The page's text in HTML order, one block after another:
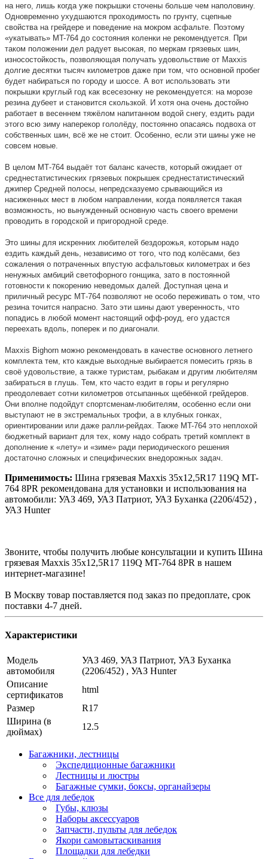
на него, лишь когда уже покрышки сточены больше чем наполовину.
Одновременно ухудшаются проходимость по грунту, сцепные
свойства на грейдере и поведение на мокром асфальте. Поэтому
«укатывать» MT-764 до состояния коленки не рекомендуется. При
таком положении дел радует высокая, по меркам грязевых шин,
износостойкость, позволяющая получать удовольствие от Maxxis
долгие десятки тысяч километров даже при том, что основной пробег
будет набираться по городу и шоссе. А вот использовать эти
покрышки круглый год как всесезонку не рекомендуется: на морозе
резина дубеет и становится скользкой. И хотя она очень достойно
работает в весеннем тяжёлом напитанном водой снегу, ездить ради
этого всю зиму наперекор гололёду, постоянно опасаясь подвоха от
собственных шин, всё же не стоит. Особенно, если эти шины уже не
совсем новые.
В целом МТ-764 выдаёт тот баланс качеств, который ожидает от
среднестатистических грязевых покрышек среднестатистический
джипер Средней полосы, непредсказуемо срывающийся из
насиженных мест в любом направлении, когда появляется такая
возможность, но вынужденный основную часть своего времени
проводить в городской и пригородной среде.
Это шины для искренних любителей бездорожья, которым надо
ездить каждый день, независимо от того, что под колёсами, без
сожаления о потраченных впустую асфальтовых километрах и без
ненужных амбиций светофорного гонщика, зато в постоянной
готовности к покорению неведомых далей. Доступная цена и
приличный ресурс МТ-764 позволяют не особо переживать о том, что
резина точится напрасно. Зато эти шины дают уверенность, что
попадись в любой момент настоящий офф-роуд, его удастся
переехать вдоль, поперек и по диагонали.
Maxxis Bighorn можно рекомендовать в качестве основного летнего
комплекта тем, кто каждые выходные выбирается помесить грязь в
своё удовольствие, а также туристам, рыбакам и другим любителям
забираться в глушь. Тем, кто часто ездит в горы и регулярно
преодолевает сотни километров отсыпанных щебёнкой грейдеров.
Они вполне подойдут спортсменам-любителям, особенно если они
выступают не в экстремальных трофи, а в клубных гонках,
ориентировании или даже ралли-рейдах. Также MT-764 это неплохой
бюджетный вариант для тех, кому надо собрать третий комплект в
дополнение к «лету» и «зиме» ради периодического решения
достаточно сложных и специфических внедорожных задач.
Применимость: Шина грязевая Maxxis 35x12,5R17 119Q MT-
764 8PR рекомендована для установки и использования на
автомобили: УАЗ 469, УАЗ Патриот, УАЗ Буханка (2206/452) ,
УАЗ Hunter
Звоните, чтобы получить любые консультации и купить Шина
грязевая Maxxis 35x12,5R17 119Q MT-764 8PR в нашем
интернет-магазине!
В Москву товар поставляется под заказ по предоплате, срок
поставки 4-7 дней.
Характеристики
Модель
автомобиля
УАЗ 469, УАЗ Патриот, УАЗ Буханка
(2206/452) , УАЗ Hunter
Описание
сертификатов
html
Размер
R17
Ширина (в
дюймах)
12.5
Багажники, лестницы
Экспедиционные багажники
Лестницы и люстры
Багажные сумки, боксы, органайзеры
Все для лебедок
Губы, клюзы
Наборы аксессуаров
Запчасти, пульты для лебедок
Якори самовытаскивания
Площадки для лебедки